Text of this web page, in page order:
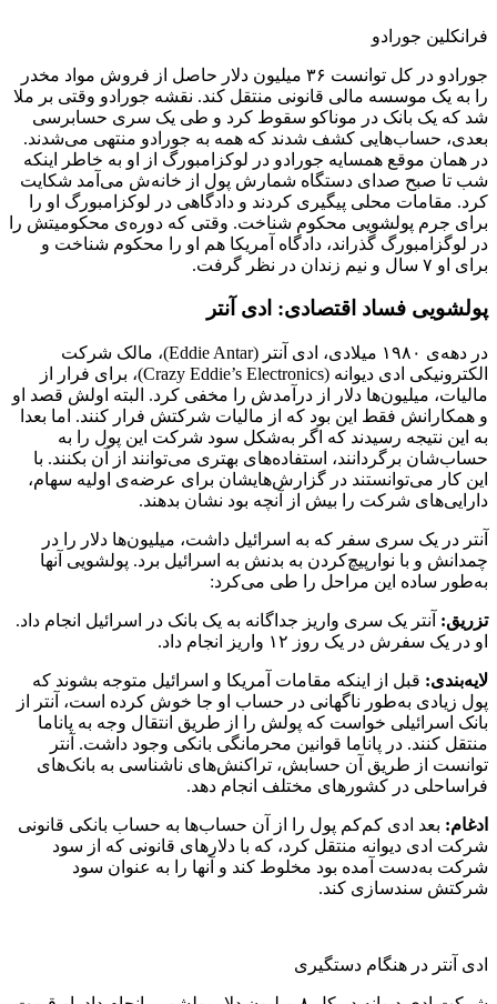
فرانکلین جورادو
جورادو در کل توانست ۳۶ میلیون دلار حاصل از فروش مواد مخدر
را به یک موسسه مالی قانونی منتقل کند. نقشه جورادو وقتی بر ملا
شد که یک بانک در موناکو سقوط کرد و طی یک سری حسابرسی
بعدی، حساب‌هایی کشف شدند که همه به جورادو منتهی می‌شدند.
در همان موقع همسایه جورادو در لوکزامبورگ از او به خاطر اینکه
شب تا صبح صدای دستگاه شمارش پول از خانه‌ش می‌آمد شکایت
کرد. مقامات محلی پیگیری کردند و دادگاهی در لوکزامبورگ او را
برای جرم پولشویی محکوم شناخت. وقتی که دوره‌ی محکومیتش را
در لوگزامبورگ گذراند، دادگاه آمریکا هم او را محکوم شناخت و
برای او ۷ سال و نیم زندان در نظر گرفت.
پولشویی فساد اقتصادی: ادی آنتر
در دهه‌ی ۱۹۸۰ میلادی، ادی آنتر (Eddie Antar)، مالک شرکت
الکترونیکی ادی دیوانه (Crazy Eddie’s Electronics)، برای فرار از
مالیات، میلیون‌ها دلار از درآمدش را مخفی کرد. البته اولش قصد او
و همکارانش فقط این بود که از مالیات شرکتش فرار کنند. اما بعدا
به این نتیجه رسیدند که اگر به‌شکل سود شرکت این پول را به
حساب‌شان برگردانند، استفاده‌های بهتری می‌توانند از آن بکنند. با
این کار می‌توانستند در گزارش‌هایشان برای عرضه‌ی اولیه سهام،
دارایی‌های شرکت را بیش از آنچه بود نشان بدهند.
آنتر در یک سری سفر که به اسرائیل داشت، میلیون‌ها دلار را در
چمدانش و با نوارپیچ‌کردن به بدنش به اسرائیل برد. پولشویی آنها
به‌طور ساده این مراحل را طی می‌کرد:
تزریق: آنتر یک سری واریز جداگانه به یک بانک در اسرائیل انجام داد.
او در یک سفرش در یک روز ۱۲ واریز انجام داد.
لایه‌بندی: قبل از اینکه مقامات آمریکا و اسرائیل متوجه بشوند که
پول زیادی به‌طور ناگهانی در حساب او جا خوش کرده است، آنتر از
بانک اسرائیلی خواست که پولش را از طریق انتقال وجه به پاناما
منتقل کنند. در پاناما قوانین محرمانگی بانکی وجود داشت. آنتر
توانست از طریق آن حسابش، تراکنش‌های ناشناسی به بانک‌های
فراساحلی در کشورهای مختلف انجام دهد.
ادغام: بعد ادی کم‌کم پول را از آن حساب‌ها به حساب بانکی قانونی
شرکت ادی دیوانه منتقل کرد، که با دلارهای قانونی که از سود
شرکت به‌دست آمده بود مخلوط کند و آنها را به عنوان سود
شرکتش سندسازی کند.
ادی آنتر در هنگام دستگیری